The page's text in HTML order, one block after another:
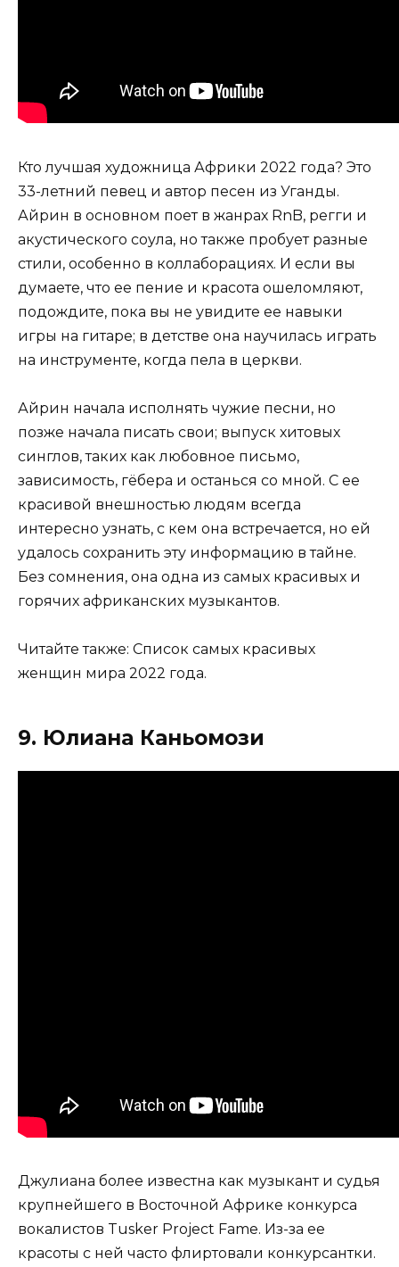
Кто лучшая художница Африки 2022 года? Это
33-летний певец и автор песен из Уганды.
Айрин в основном поет в жанрах RnB, регги и
акустического соула, но также пробует разные
стили, особенно в коллаборациях. И если вы
думаете, что ее пение и красота ошеломляют,
подождите, пока вы не увидите ее навыки
игры на гитаре; в детстве она научилась играть
на инструменте, когда пела в церкви.
Айрин начала исполнять чужие песни, но
позже начала писать свои; выпуск хитовых
синглов, таких как любовное письмо,
зависимость, гёбера и останься со мной. С ее
красивой внешностью людям всегда
интересно узнать, с кем она встречается, но ей
удалось сохранить эту информацию в тайне.
Без сомнения, она одна из самых красивых и
горячих африканских музыкантов.
Читайте также: Список самых красивых
женщин мира 2022 года.
9. Юлиана Каньомози
Джулиана более известна как музыкант и судья
крупнейшего в Восточной Африке конкурса
вокалистов Tusker Project Fame. Из-за ее
красоты с ней часто флиртовали конкурсантки.